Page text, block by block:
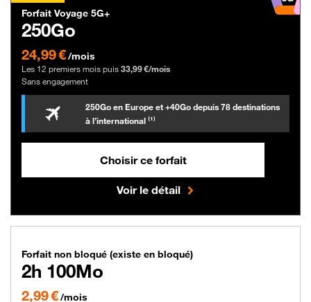
Forfait Orange Forfait Voyage 5G+
Forfait Voyage 5G+
250Go
24,99 €/mois
Les 12 premiers mois puis 33,99 €/mois
Sans engagement
250Gogigaoctet
en Europe et +40Gogigaoctet
depuis 78 destinations
à l’international ⁽¹⁾
Choisir ce forfait
Voir le détail
Forfait Orange bloqué (existe en
Forfait non bloqué (existe en bloqué)
2h 100Mo
2,99 €/mois